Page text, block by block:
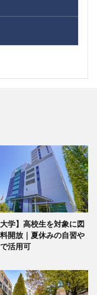
大学】高校生を対象に図
開放｜夏休みの自習や
活用可